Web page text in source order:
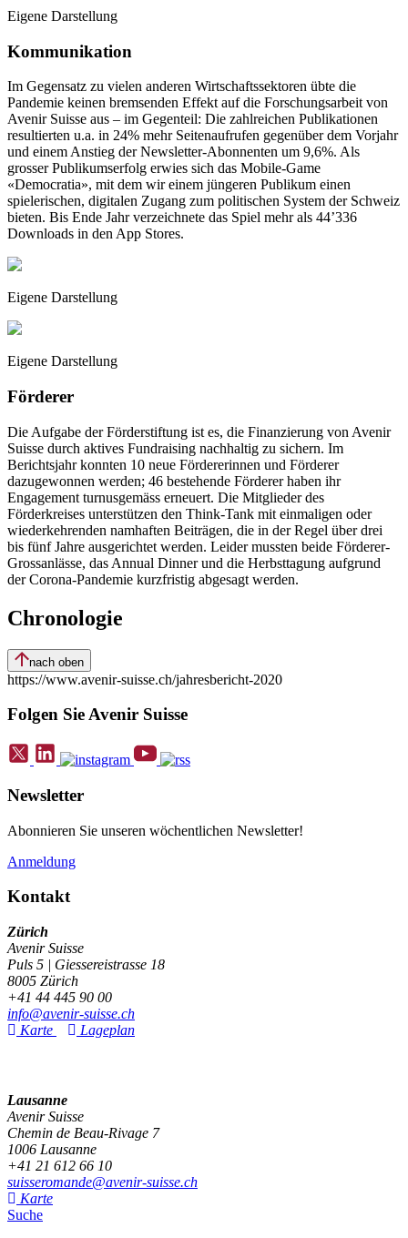
Eigene Darstellung
Kommunikation
Im Gegensatz zu vielen anderen Wirtschaftssektoren übte die
Pandemie keinen bremsenden Effekt auf die Forschungsarbeit von
Avenir Suisse aus – im Gegenteil: Die zahlreichen Publikationen
resultierten u.a. in 24% mehr Seitenaufrufen gegenüber dem Vorjahr
und einem Anstieg der Newsletter-Abonnenten um 9,6%. Als
grosser Publikumserfolg erwies sich das Mobile-Game
«Democratia», mit dem wir einem jüngeren Publikum einen
spielerischen, digitalen Zugang zum politischen System der Schweiz
bieten. Bis Ende Jahr verzeichnete das Spiel mehr als 44’336
Downloads in den App Stores.
Eigene Darstellung
Eigene Darstellung
Förderer
Die Aufgabe der Förderstiftung ist es, die Finanzierung von Avenir
Suisse durch aktives Fundraising nachhaltig zu sichern. Im
Berichtsjahr konnten 10 neue Fördererinnen und Förderer
dazugewonnen werden; 46 bestehende Förderer haben ihr
Engagement turnusgemäss erneuert. Die Mitglieder des
Förderkreises unterstützen den Think-Tank mit einmaligen oder
wiederkehrenden namhaften Beiträgen, die in der Regel über drei
bis fünf Jahre ausgerichtet werden. Leider mussten beide Förderer-
Grossanlässe, das Annual Dinner und die Herbsttagung aufgrund
der Corona-Pandemie kurzfristig abgesagt werden.
Chronologie
nach oben
https://www.avenir-suisse.ch/jahresbericht-2020
Folgen Sie Avenir Suisse
Newsletter
Abonnieren Sie unseren wöchentlichen Newsletter!
Anmeldung
Kontakt
Zürich
Avenir Suisse
Puls 5 | Giessereistrasse 18
8005 Zürich
+41 44 445 90 00
info@avenir-suisse.ch
Karte
Lageplan
Lausanne
Avenir Suisse
Chemin de Beau-Rivage 7
1006 Lausanne
+41 21 612 66 10
suisseromande@avenir-suisse.ch
Karte
Suche